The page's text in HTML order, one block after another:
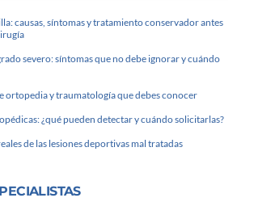
causas, síntomas y tratamiento conservador antes
severo: síntomas que no debe ignorar y cuándo
ortopedia y traumatología que debes conocer
¿qué pueden detectar y cuándo solicitarlas?
de las lesiones deportivas mal tratadas